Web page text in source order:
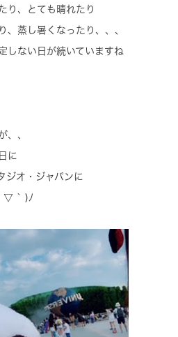
り、とても晴れたり
、蒸し暑くなったり、、、
しない日が続いていますね
、、
に
ジオ・ジャパンに
▽ ` )ﾉ